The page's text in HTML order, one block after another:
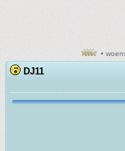
•
DJ11